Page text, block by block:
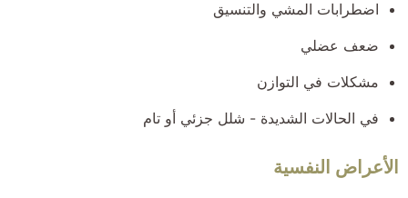
اضطرابات المشي والتنسيق
ضعف عضلي
مشكلات في التوازن
في الحالات الشديدة - شلل جزئي أو تام
الأعراض النفسية